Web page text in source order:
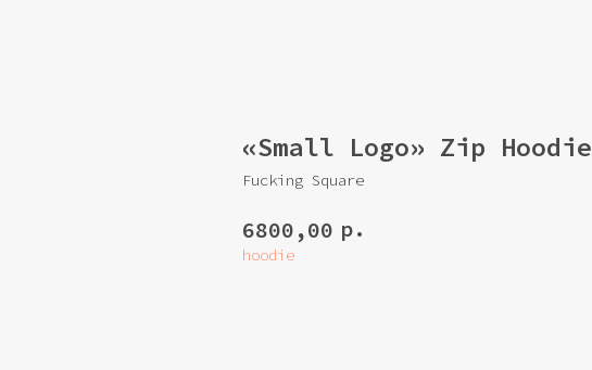
«Small Logo» Zip Hoodie
Fucking Square
6800,00 р.
hoodie